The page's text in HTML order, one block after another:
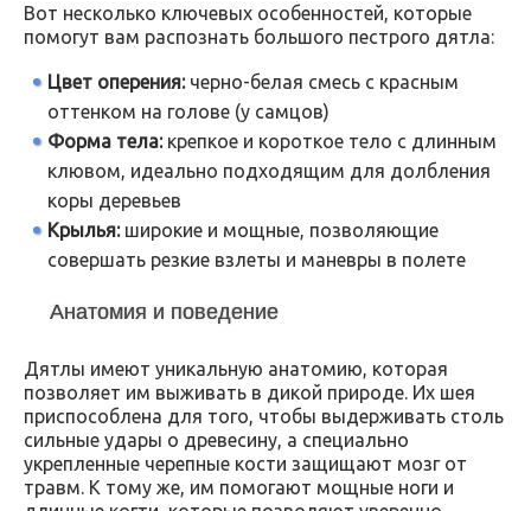
Вот несколько ключевых особенностей, которые
помогут вам распознать большого пестрого дятла:
Цвет оперения:черно-белая смесь с красным
оттенком на голове (у самцов)
Форма тела:крепкое и короткое тело с длинным
клювом, идеально подходящим для долбления
коры деревьев
Крылья:широкие и мощные, позволяющие
совершать резкие взлеты и маневры в полете
Анатомия и поведение
Дятлы имеют уникальную анатомию, которая
позволяет им выживать в дикой природе. Их шея
приспособлена для того, чтобы выдерживать столь
сильные удары о древесину, а специально
укрепленные черепные кости защищают мозг от
травм. К тому же, им помогают мощные ноги и